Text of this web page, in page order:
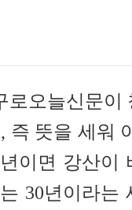
로오늘신문이
즉 뜻을 세워
이면 강산이
30년이라는